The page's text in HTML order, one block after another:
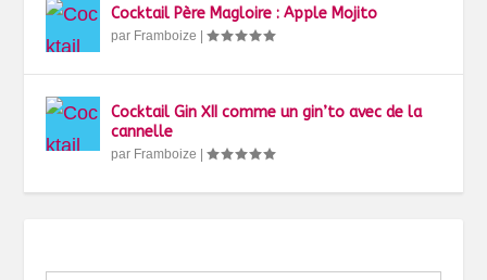
Cocktail Père Magloire : Apple Mojito
par Framboize |
Cocktail Gin XII comme un gin’to avec de la
cannelle
par Framboize |